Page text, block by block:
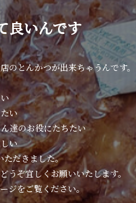
良いんです
のとんかつが出来ちゃうんです。
い
達のお役にたちたい
い
ただきました。
うぞ宜しくお願いいたします。
ジをご覧ください。